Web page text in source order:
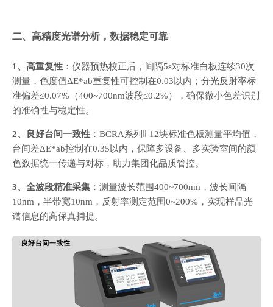
二、高精度光谱分析，数据稳定可靠
1、高重复性 ：仪器预热校正后，间隔5s对标准白板连续30次
测量，色度值ΔE*ab重复性可控制在0.03以内；分光反射率标
准偏差≤0.07%（400~700nm波段≤0.2%），确保微小色差识别
的准确性与稳定性。
2、良好台间一致性 ：BCRA系列Ⅱ 12块标准色板测量平均值，
台间差ΔE*ab控制在0.35以内，保障多设备、多实验室间的颜
色数据统一传递与对标，助力集团化品质管控。
3、全波段精准采集 ：测量波长范围400~700nm，波长间隔
10nm，半带宽10nm，反射率测定范围0~200%，实现样品光
谱信息的高保真捕捉。